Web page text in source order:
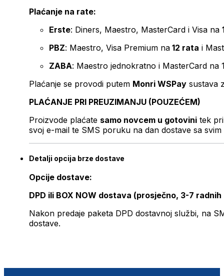
Plaćanje na rate:
Erste: Diners, Maestro, MasterCard i Visa na
PBZ: Maestro, Visa Premium na 12 rata i
ZABA: Maestro jednokratno i MasterCard na
Plaćanje se provodi putem Monri WSPay sustava
PLAĆANJE PRI PREUZIMANJU (POUZEĆEM)
Proizvode plaćate samo novcem u gotovini tek
svoj e-mail te SMS poruku na dan dostave sa svim
Detalji opcija brze dostave
Opcije dostave:
DPD ili BOX NOW dostava (prosječno, 3-7 radnih
Nakon predaje paketa DPD dostavnoj službi, na
dostave.